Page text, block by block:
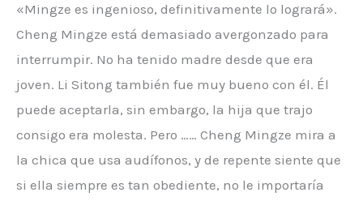
«Mingze es ingenioso, definitivamente lo logrará».
Cheng Mingze está demasiado avergonzado para
interrumpir. No ha tenido madre desde que era
joven. Li Sitong también fue muy bueno con él. Él
puede aceptarla, sin embargo, la hija que trajo
consigo era molesta. Pero …… Cheng Mingze mira a
la chica que usa audífonos, y de repente siente que
si ella siempre es tan obediente, no le importaría